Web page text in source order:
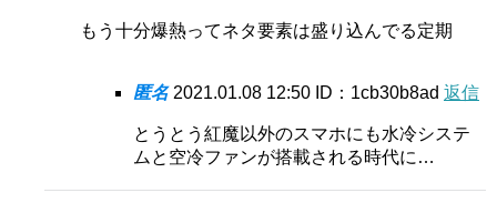
もう十分爆熱ってネタ要素は盛り込んでる定期
匿名 2021.01.08 12:50 ID：1cb30b8ad 返信
とうとう紅魔以外のスマホにも水冷システ
ムと空冷ファンが搭載される時代に…